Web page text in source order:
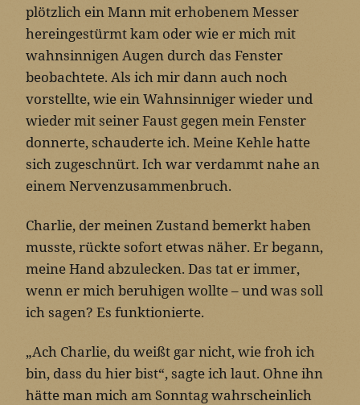
plötzlich ein Mann mit erhobenem Messer
hereingestürmt kam oder wie er mich mit
wahnsinnigen Augen durch das Fenster
beobachtete. Als ich mir dann auch noch
vorstellte, wie ein Wahnsinniger wieder und
wieder mit seiner Faust gegen mein Fenster
donnerte, schauderte ich. Meine Kehle hatte
sich zugeschnürt. Ich war verdammt nahe an
einem Nervenzusammenbruch.
Charlie, der meinen Zustand bemerkt haben
musste, rückte sofort etwas näher. Er begann,
meine Hand abzulecken. Das tat er immer,
wenn er mich beruhigen wollte – und was soll
ich sagen? Es funktionierte.
„Ach Charlie, du weißt gar nicht, wie froh ich
bin, dass du hier bist“, sagte ich laut. Ohne ihn
hätte man mich am Sonntag wahrscheinlich